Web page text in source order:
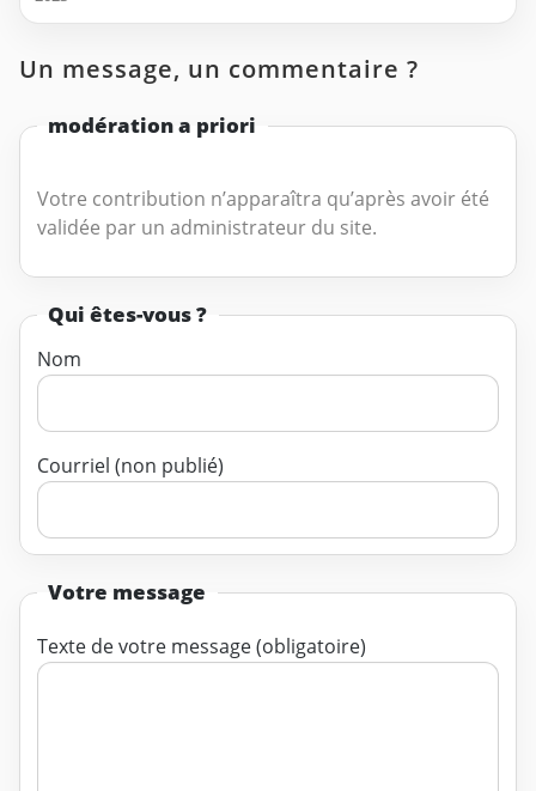
Un message, un commentaire ?
modération a priori
Votre contribution n’apparaîtra qu’après avoir été
validée par un administrateur du site.
Qui êtes-vous ?
Nom
Courriel (non publié)
Votre message
Texte de votre message (obligatoire)